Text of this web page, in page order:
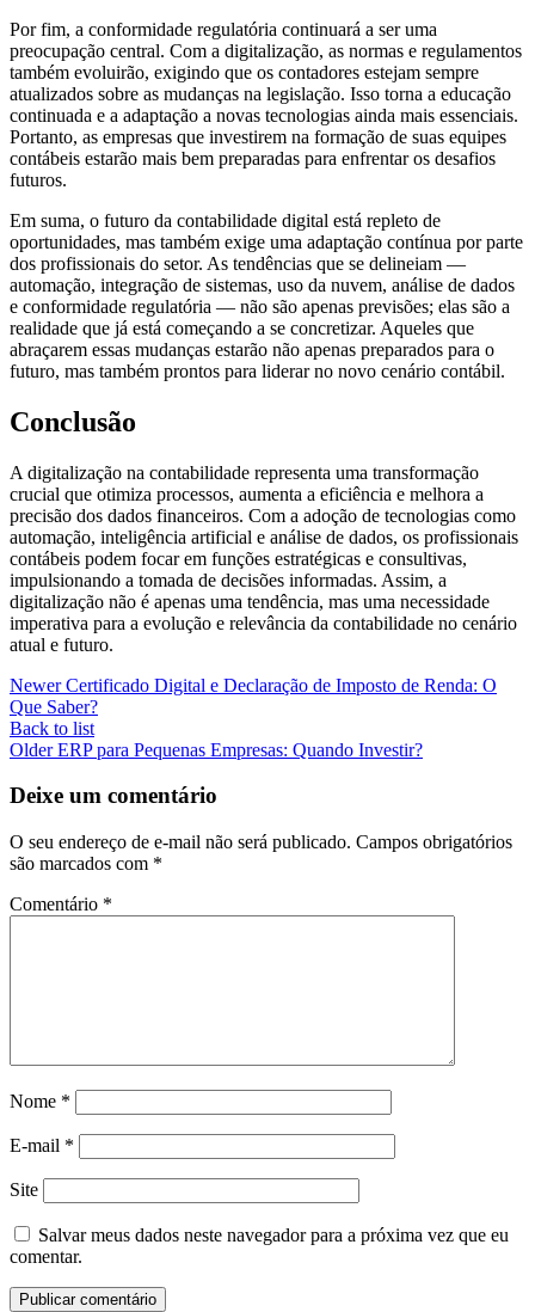
Por fim, a conformidade regulatória continuará a ser uma
preocupação central. Com a digitalização, as normas e regulamentos
também evoluirão, exigindo que os contadores estejam sempre
atualizados sobre as mudanças na legislação. Isso torna a educação
continuada e a adaptação a novas tecnologias ainda mais essenciais.
Portanto, as empresas que investirem na formação de suas equipes
contábeis estarão mais bem preparadas para enfrentar os desafios
futuros.
Em suma, o futuro da contabilidade digital está repleto de
oportunidades, mas também exige uma adaptação contínua por parte
dos profissionais do setor. As tendências que se delineiam —
automação, integração de sistemas, uso da nuvem, análise de dados
e conformidade regulatória — não são apenas previsões; elas são a
realidade que já está começando a se concretizar. Aqueles que
abraçarem essas mudanças estarão não apenas preparados para o
futuro, mas também prontos para liderar no novo cenário contábil.
Conclusão
A digitalização na contabilidade representa uma transformação
crucial que otimiza processos, aumenta a eficiência e melhora a
precisão dos dados financeiros. Com a adoção de tecnologias como
automação, inteligência artificial e análise de dados, os profissionais
contábeis podem focar em funções estratégicas e consultivas,
impulsionando a tomada de decisões informadas. Assim, a
digitalização não é apenas uma tendência, mas uma necessidade
imperativa para a evolução e relevância da contabilidade no cenário
atual e futuro.
Newer Certificado Digital e Declaração de Imposto de Renda: O
Que Saber?
Back to list
Older ERP para Pequenas Empresas: Quando Investir?
Deixe um comentário
O seu endereço de e-mail não será publicado. Campos obrigatórios
são marcados com *
Comentário *
Nome *
E-mail *
Site
Salvar meus dados neste navegador para a próxima vez que eu
comentar.